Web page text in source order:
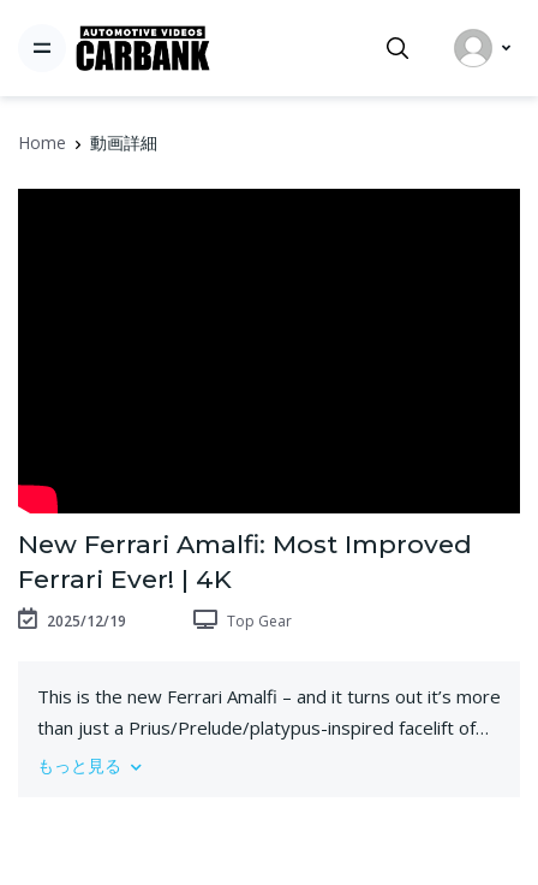
Home 動画詳細
New Ferrari Amalfi: Most Improved
Ferrari Ever! | 4K
2025/12/19 Top Gear
This is the new Ferrari Amalfi – and it turns out it’s more
than just a Prius/Prelude/platypus-inspired facelift of
the Ferrari Roma!
もっと見る